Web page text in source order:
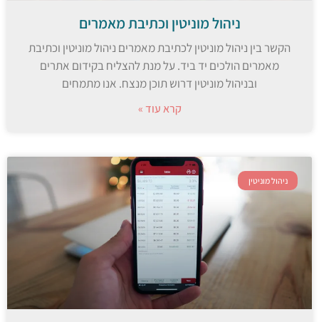
ניהול מוניטין וכתיבת מאמרים
הקשר בין ניהול מוניטין לכתיבת מאמרים ניהול מוניטין וכתיבת
מאמרים הולכים יד ביד. על מנת להצליח בקידום אתרים
ובניהול מוניטין דרוש תוכן מנצח. אנו מתמחים
קרא עוד »
ניהול מוניטין